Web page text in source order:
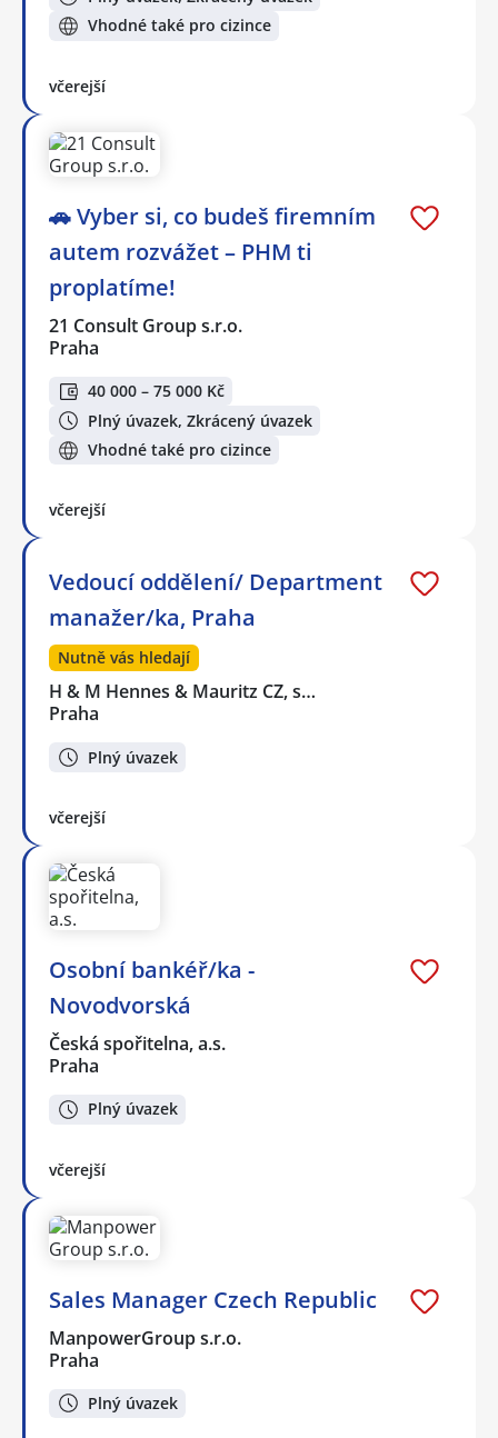
Vhodné také pro cizince
včerejší
🚗 Vyber si, co budeš firemním
autem rozvážet – PHM ti
proplatíme!
21 Consult Group s.r.o.
Praha
40 000 – 75 000 Kč
Plný úvazek, Zkrácený úvazek
Vhodné také pro cizince
včerejší
Vedoucí oddělení/ Department
manažer/ka, Praha
Nutně vás hledají
H & M Hennes & Mauritz CZ, s…
Praha
Plný úvazek
včerejší
Osobní bankéř/ka -
Novodvorská
Česká spořitelna, a.s.
Praha
Plný úvazek
včerejší
Sales Manager Czech Republic
ManpowerGroup s.r.o.
Praha
Plný úvazek